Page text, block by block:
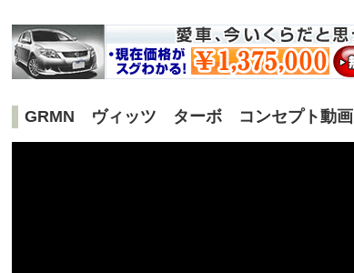
GRMN ヴィッツ ターボ コンセプト動画